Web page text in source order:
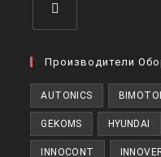
в
вкладке
Производители
AUTONICS
GEKOMS HYUNDAI
INNOCONT